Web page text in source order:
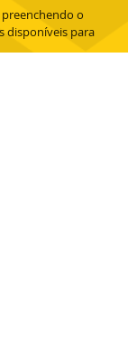
o
disponíveis para